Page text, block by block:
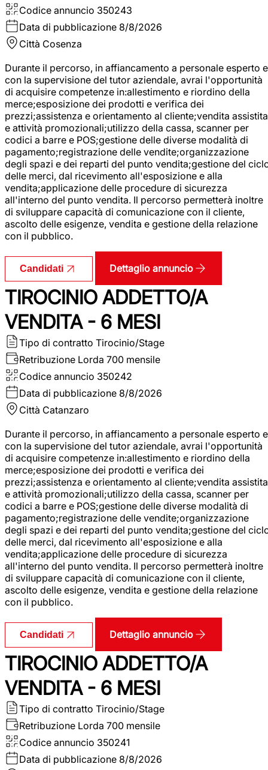
Codice annuncio 350243
Data di pubblicazione 8/8/2026
Città Cosenza
Durante il percorso, in affiancamento a personale esperto e
con la supervisione del tutor aziendale, avrai l'opportunità
di acquisire competenze in:allestimento e riordino della
merce;esposizione dei prodotti e verifica dei
prezzi;assistenza e orientamento al cliente;vendita assistita
e attività promozionali;utilizzo della cassa, scanner per
codici a barre e POS;gestione delle diverse modalità di
pagamento;registrazione delle vendite;organizzazione
degli spazi e dei reparti del punto vendita;gestione del
delle merci, dal ricevimento all'esposizione e alla
vendita;applicazione delle procedure di sicurezza
all'interno del punto vendita. Il percorso permetterà inoltre
di sviluppare capacità di comunicazione con il cliente,
ascolto delle esigenze, vendita e gestione della relazione
con il pubblico.
Candidati Dettaglio annuncio
TIROCINIO ADDETTO/A
VENDITA - 6 MESI
Tipo di contratto Tirocinio/Stage
Retribuzione Lorda 700 mensile
Codice annuncio 350242
Data di pubblicazione 8/8/2026
Città Catanzaro
Durante il percorso, in affiancamento a personale esperto e
con la supervisione del tutor aziendale, avrai l'opportunità
di acquisire competenze in:allestimento e riordino della
merce;esposizione dei prodotti e verifica dei
prezzi;assistenza e orientamento al cliente;vendita assistita
e attività promozionali;utilizzo della cassa, scanner per
codici a barre e POS;gestione delle diverse modalità di
pagamento;registrazione delle vendite;organizzazione
degli spazi e dei reparti del punto vendita;gestione del
delle merci, dal ricevimento all'esposizione e alla
vendita;applicazione delle procedure di sicurezza
all'interno del punto vendita. Il percorso permetterà inoltre
di sviluppare capacità di comunicazione con il cliente,
ascolto delle esigenze, vendita e gestione della relazione
con il pubblico.
Candidati Dettaglio annuncio
TIROCINIO ADDETTO/A
VENDITA - 6 MESI
Tipo di contratto Tirocinio/Stage
Retribuzione Lorda 700 mensile
Codice annuncio 350241
Data di pubblicazione 8/8/2026